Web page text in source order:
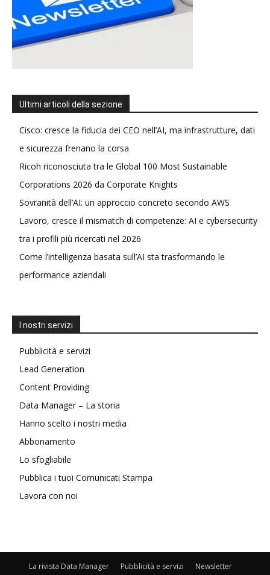
Ultimi articoli della sezione
Cisco: cresce la fiducia dei CEO nell’AI, ma infrastrutture, dati
e sicurezza frenano la corsa
Ricoh riconosciuta tra le Global 100 Most Sustainable
Corporations 2026 da Corporate Knights
Sovranità dell’AI: un approccio concreto secondo AWS
Lavoro, cresce il mismatch di competenze: AI e cybersecurity
tra i profili più ricercati nel 2026
Come l’intelligenza basata sull’AI sta trasformando le
performance aziendali
I nostri servizi
Pubblicità e servizi
Lead Generation
Content Providing
Data Manager – La storia
Hanno scelto i nostri media
Abbonamento
Lo sfogliabile
Pubblica i tuoi Comunicati Stampa
Lavora con noi
La rivista Data Manager Pubblicità e servizi
Newsletter